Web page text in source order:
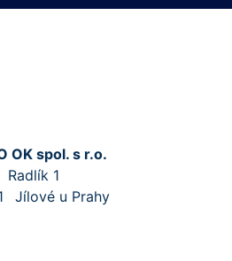
OK spol. s r.o.
Radlík 1
Jílové u Prahy